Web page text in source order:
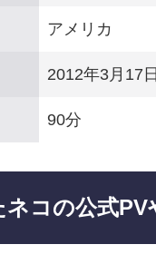
アメリカ
2012年3月17日
90分
コの公式PV